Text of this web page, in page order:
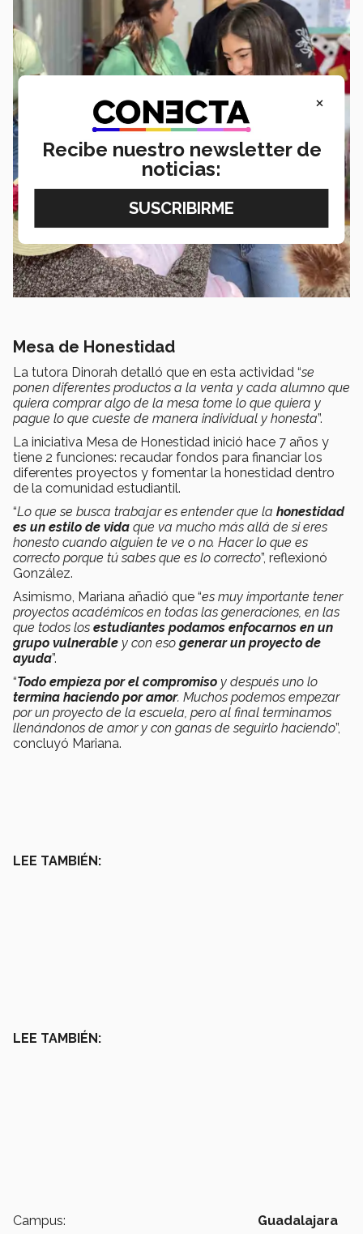
Mesa de Honestidad
La tutora Dinorah detalló que en esta actividad “se
ponen diferentes productos a la venta y cada alumno que
quiera comprar algo de la mesa tome lo que quiera y
pague lo que cueste de manera individual y honesta”.
La iniciativa Mesa de Honestidad inició hace 7 años y
tiene 2 funciones: recaudar fondos para financiar los
diferentes proyectos y fomentar la honestidad dentro
de la comunidad estudiantil.
“Lo que se busca trabajar es entender que la honestidad
es un estilo de vida que va mucho más allá de si eres
honesto cuando alguien te ve o no. Hacer lo que es
correcto porque tú sabes que es lo correcto”, reflexionó
González.
Asimismo, Mariana añadió que “es muy importante tener
proyectos académicos en todas las generaciones, en las
que todos los estudiantes podamos enfocarnos en un
grupo vulnerable y con eso generar un proyecto de
ayuda”.
“Todo empieza por el compromiso y después uno lo
termina haciendo por amor. Muchos podemos empezar
por un proyecto de la escuela, pero al final terminamos
llenándonos de amor y con ganas de seguirlo haciendo”,
concluyó Mariana.
LEE TAMBIÉN:
LEE TAMBIÉN:
Campus: Guadalajara
×
Recibe nuestro newsletter de
noticias: